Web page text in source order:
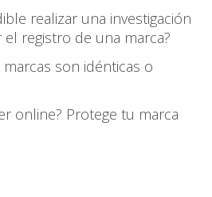
realizar una investigación
registro de una marca?
son idénticas o
online? Protege tu marca